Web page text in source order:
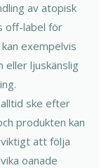
av atopisk
off-label för
exempelvis
eller ljuskänslig
ske efter
produkten kan
att följa
oanade